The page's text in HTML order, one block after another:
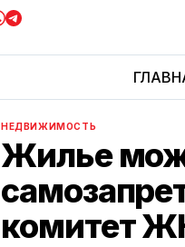
НЕДВИЖИМОСТЬ
Жилье
комитет